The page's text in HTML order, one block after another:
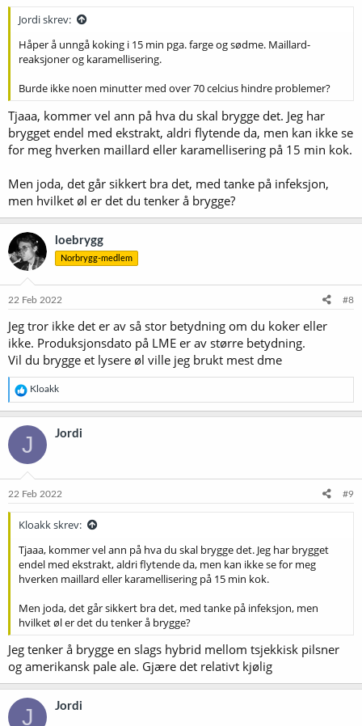
Jordi skrev:
Håper å unngå koking i 15 min pga. farge og sødme. Maillard-
reaksjoner og karamellisering.
Burde ikke noen minutter med over 70 celcius hindre problemer?
Tjaaa, kommer vel ann på hva du skal brygge det. Jeg har
brygget endel med ekstrakt, aldri flytende da, men kan ikke se
for meg hverken maillard eller karamellisering på 15 min kok.
Men joda, det går sikkert bra det, med tanke på infeksjon,
men hvilket øl er det du tenker å brygge?
loebrygg
Norbrygg-medlem
22 Feb 2022 #8
Jeg tror ikke det er av så stor betydning om du koker eller
ikke. Produksjonsdato på LME er av større betydning.
Vil du brygge et lysere øl ville jeg brukt mest dme
R
e
a
k
s
j
o
e
Kloakk
J Jordi
22 Feb 2022 #9
Kloakk skrev:
Tjaaa, kommer vel ann på hva du skal brygge det. Jeg har brygget
endel med ekstrakt, aldri flytende da, men kan ikke se for meg
hverken maillard eller karamellisering på 15 min kok.
Men joda, det går sikkert bra det, med tanke på infeksjon, men
hvilket øl er det du tenker å brygge?
Jeg tenker å brygge en slags hybrid mellom tsjekkisk pilsner
og amerikansk pale ale. Gjære det relativt kjølig
J Jordi